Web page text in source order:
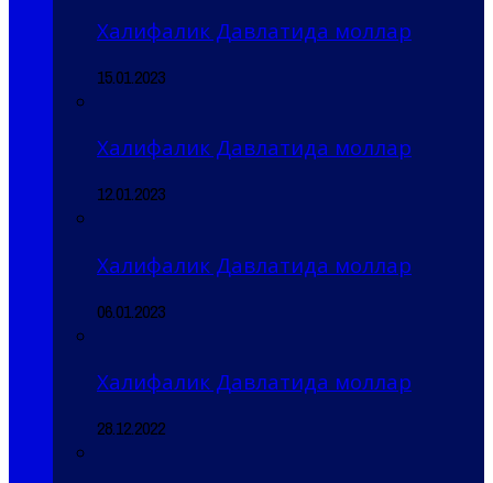
Халифалик Давлатида моллар
15.01.2023
Халифалик Давлатида моллар
12.01.2023
Халифалик Давлатида моллар
06.01.2023
Халифалик Давлатида моллар
28.12.2022